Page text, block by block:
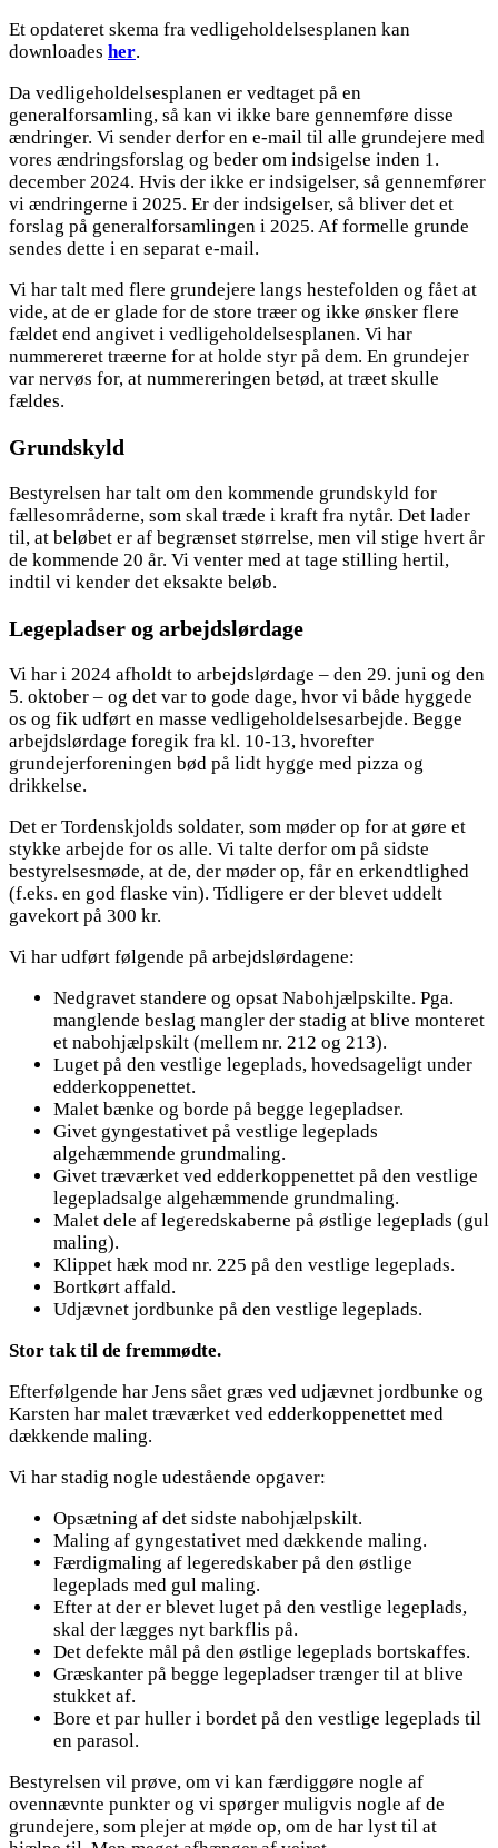
Et opdateret skema fra vedligeholdelsesplanen kan
downloades her.
Da vedligeholdelsesplanen er vedtaget på en
generalforsamling, så kan vi ikke bare gennemføre disse
ændringer. Vi sender derfor en e-mail til alle grundejere med
vores ændringsforslag og beder om indsigelse inden 1.
december 2024. Hvis der ikke er indsigelser, så gennemfører
vi ændringerne i 2025. Er der indsigelser, så bliver det et
forslag på generalforsamlingen i 2025. Af formelle grunde
sendes dette i en separat e-mail.
Vi har talt med flere grundejere langs hestefolden og fået at
vide, at de er glade for de store træer og ikke ønsker flere
fældet end angivet i vedligeholdelsesplanen. Vi har
nummereret træerne for at holde styr på dem. En grundejer
var nervøs for, at nummereringen betød, at træet skulle
fældes.
Grundskyld
Bestyrelsen har talt om den kommende grundskyld for
fællesområderne, som skal træde i kraft fra nytår. Det lader
til, at beløbet er af begrænset størrelse, men vil stige hvert år
de kommende 20 år. Vi venter med at tage stilling hertil,
indtil vi kender det eksakte beløb.
Legepladser og arbejdslørdage
Vi har i 2024 afholdt to arbejdslørdage – den 29. juni og den
5. oktober – og det var to gode dage, hvor vi både hyggede
os og fik udført en masse vedligeholdelsesarbejde. Begge
arbejdslørdage foregik fra kl. 10-13, hvorefter
grundejerforeningen bød på lidt hygge med pizza og
drikkelse.
Det er Tordenskjolds soldater, som møder op for at gøre et
stykke arbejde for os alle. Vi talte derfor om på sidste
bestyrelsesmøde, at de, der møder op, får en erkendtlighed
(f.eks. en god flaske vin). Tidligere er der blevet uddelt
gavekort på 300 kr.
Vi har udført følgende på arbejdslørdagene:
Nedgravet standere og opsat Nabohjælpskilte. Pga.
manglende beslag mangler der stadig at blive monteret
et nabohjælpskilt (mellem nr. 212 og 213).
Luget på den vestlige legeplads, hovedsageligt under
edderkoppenettet.
Malet bænke og borde på begge legepladser.
Givet gyngestativet på vestlige legeplads
algehæmmende grundmaling.
Givet træværket ved edderkoppenettet på den vestlige
legepladsalge algehæmmende grundmaling.
Malet dele af legeredskaberne på østlige legeplads (gul
maling).
Klippet hæk mod nr. 225 på den vestlige legeplads.
Bortkørt affald.
Udjævnet jordbunke på den vestlige legeplads.
Stor tak til de fremmødte.
Efterfølgende har Jens sået græs ved udjævnet jordbunke og
Karsten har malet træværket ved edderkoppenettet med
dækkende maling.
Vi har stadig nogle udestående opgaver:
Opsætning af det sidste nabohjælpskilt.
Maling af gyngestativet med dækkende maling.
Færdigmaling af legeredskaber på den østlige
legeplads med gul maling.
Efter at der er blevet luget på den vestlige legeplads,
skal der lægges nyt barkflis på.
Det defekte mål på den østlige legeplads bortskaffes.
Græskanter på begge legepladser trænger til at blive
stukket af.
Bore et par huller i bordet på den vestlige legeplads til
en parasol.
Bestyrelsen vil prøve, om vi kan færdiggøre nogle af
ovennævnte punkter og vi spørger muligvis nogle af de
grundejere, som plejer at møde op, om de har lyst til at